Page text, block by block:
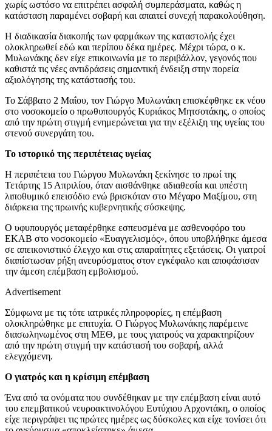
χωρίς ωστόσο να επιτρέπει ασφαλή συμπεράσματα, καθώς η
κατάσταση παραμένει σοβαρή και απαιτεί συνεχή παρακολούθηση.
Η διαδικασία διακοπής των φαρμάκων της καταστολής έχει
ολοκληρωθεί εδώ και περίπου δέκα ημέρες. Μέχρι τώρα, ο κ.
Μυλωνάκης δεν είχε επικοινωνία με το περιβάλλον, γεγονός που
καθιστά τις νέες αντιδράσεις σημαντική ένδειξη στην πορεία
αξιολόγησης της κατάστασής του.
Το Σάββατο 2 Μαΐου, τον Γιώργο Μυλωνάκη επισκέφθηκε εκ νέου
στο νοσοκομείο ο πρωθυπουργός Κυριάκος Μητσοτάκης, ο οποίος
από την πρώτη στιγμή ενημερώνεται για την εξέλιξη της υγείας του
στενού συνεργάτη του.
Το ιστορικό της περιπέτειας υγείας
Η περιπέτεια του Γιώργου Μυλωνάκη ξεκίνησε το πρωί της
Τετάρτης 15 Απριλίου, όταν αισθάνθηκε αδιαθεσία και υπέστη
λιποθυμικό επεισόδιο ενώ βρισκόταν στο Μέγαρο Μαξίμου, στη
διάρκεια της πρωινής κυβερνητικής σύσκεψης.
Ο υφυπουργός μεταφέρθηκε εσπευσμένα με ασθενοφόρο του
ΕΚΑΒ στο νοσοκομείο «Ευαγγελισμός», όπου υποβλήθηκε άμεσα
σε απεικονιστικό έλεγχο και στις απαραίτητες εξετάσεις. Οι γιατροί
διαπίστωσαν ρήξη ανευρύσματος στον εγκέφαλο και αποφάσισαν
την άμεση επέμβαση εμβολισμού.
Advertisement
Σύμφωνα με τις τότε ιατρικές πληροφορίες, η επέμβαση
ολοκληρώθηκε με επιτυχία. Ο Γιώργος Μυλωνάκης παρέμεινε
διασωληνωμένος στη ΜΕΘ, με τους γιατρούς να χαρακτηρίζουν
από την πρώτη στιγμή την κατάστασή του σοβαρή, αλλά
ελεγχόμενη.
Ο γιατρός και η κρίσιμη επέμβαση
Ένα από τα ονόματα που συνδέθηκαν με την επέμβαση είναι αυτό
του επεμβατικού νευροακτινολόγου Ευτύχιου Αρχοντάκη, ο οποίος
είχε περιγράψει τις πρώτες ημέρες ως δύσκολες και είχε τονίσει ότι